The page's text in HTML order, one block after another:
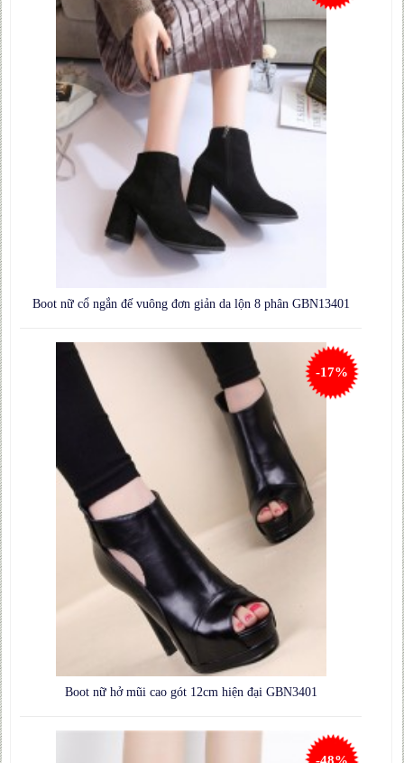
Boot nữ cổ ngắn đế vuông đơn giản da lộn 8 phân GBN13401
Boot nữ hở mũi cao gót 12cm hiện đại GBN3401
-17%